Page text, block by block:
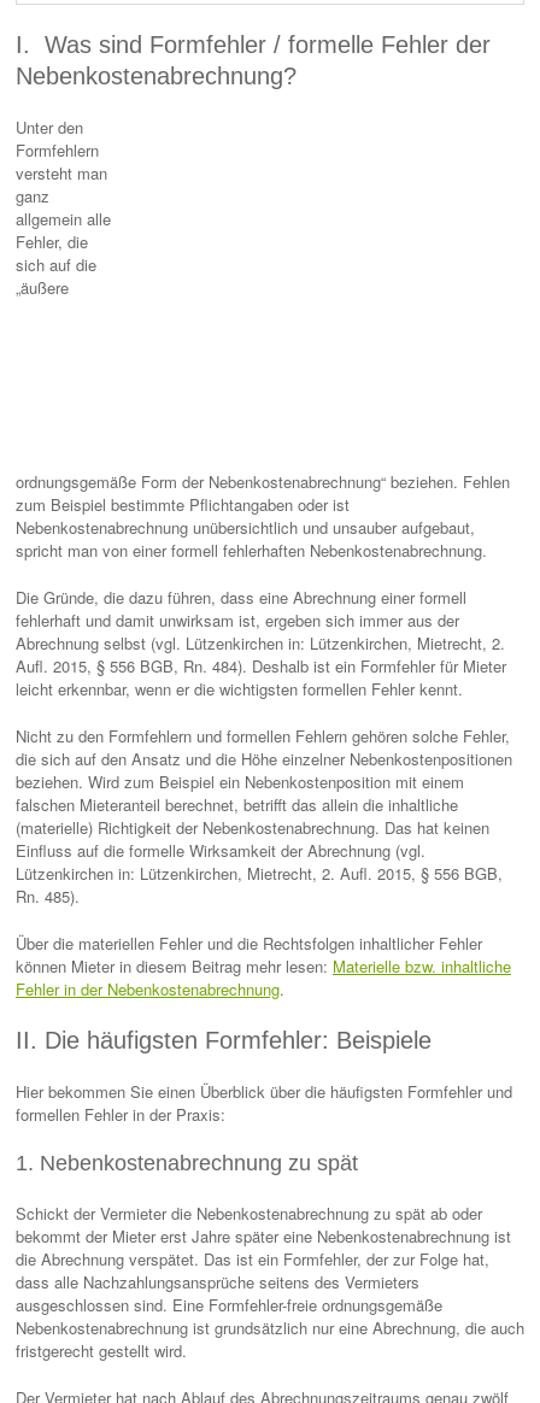
I. Was sind Formfehler / formelle Fehler der
Nebenkostenabrechnung?
Unter den
Formfehlern
versteht man
ganz
allgemein alle
Fehler, die
sich auf die
„äußere
ordnungsgemäße Form der Nebenkostenabrechnung“ beziehen. Fehlen
zum Beispiel bestimmte Pflichtangaben oder ist
Nebenkostenabrechnung unübersichtlich und unsauber aufgebaut,
spricht man von einer formell fehlerhaften Nebenkostenabrechnung.
Die Gründe, die dazu führen, dass eine Abrechnung einer formell
fehlerhaft und damit unwirksam ist, ergeben sich immer aus der
Abrechnung selbst (vgl. Lützenkirchen in: Lützenkirchen, Mietrecht, 2.
Aufl. 2015, § 556 BGB, Rn. 484). Deshalb ist ein Formfehler für Mieter
leicht erkennbar, wenn er die wichtigsten formellen Fehler kennt.
Nicht zu den Formfehlern und formellen Fehlern gehören solche Fehler,
die sich auf den Ansatz und die Höhe einzelner Nebenkostenpositionen
beziehen. Wird zum Beispiel ein Nebenkostenposition mit einem
falschen Mieteranteil berechnet, betrifft das allein die inhaltliche
(materielle) Richtigkeit der Nebenkostenabrechnung. Das hat keinen
Einfluss auf die formelle Wirksamkeit der Abrechnung (vgl.
Lützenkirchen in: Lützenkirchen, Mietrecht, 2. Aufl. 2015, § 556 BGB,
Rn. 485).
Über die materiellen Fehler und die Rechtsfolgen inhaltlicher Fehler
können Mieter in diesem Beitrag mehr lesen: Materielle bzw. inhaltliche
Fehler in der Nebenkostenabrechnung.
II. Die häufigsten Formfehler: Beispiele
Hier bekommen Sie einen Überblick über die häufigsten Formfehler und
formellen Fehler in der Praxis:
1. Nebenkostenabrechnung zu spät
Schickt der Vermieter die Nebenkostenabrechnung zu spät ab oder
bekommt der Mieter erst Jahre später eine Nebenkostenabrechnung ist
die Abrechnung verspätet. Das ist ein Formfehler, der zur Folge hat,
dass alle Nachzahlungsansprüche seitens des Vermieters
ausgeschlossen sind. Eine Formfehler-freie ordnungsgemäße
Nebenkostenabrechnung ist grundsätzlich nur eine Abrechnung, die auch
fristgerecht gestellt wird.
Der Vermieter hat nach Ablauf des Abrechnungszeitraums genau zwölf